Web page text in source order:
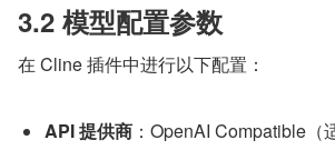
3.2 模型配置参数
在 Cline 插件中进行以下配置：
API 提供商 ：OpenAI Compatible（